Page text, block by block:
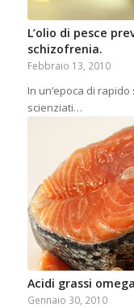
L’olio di pesce
schizofrenia.
Febbraio 13, 2010
In un’epoca di
scienziati…
Acidi grassi
Gennaio 30, 2010